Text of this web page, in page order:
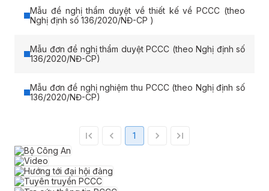
Mẫu đề nghị thẩm duyệt về thiết kế về PCCC (theo
Nghị định số 136/2020/NĐ-CP )
Mẫu đơn đề nghị thẩm duyệt PCCC (theo Nghị định số
136/2020/NĐ-CP)
Mẫu đơn đề nghị nghiệm thu PCCC (theo Nghị định số
136/2020/NĐ-CP)
1